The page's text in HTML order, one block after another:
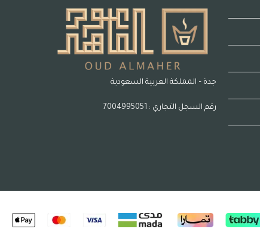
جدة – المملكة العربية السعودية
رقم السجل التجاري : 7004995051